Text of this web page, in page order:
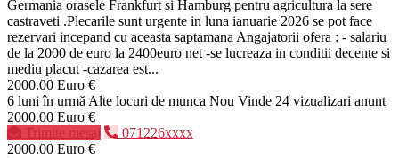
Germania orasele Frankfurt si Hamburg pentru agricultura la sere
castraveti .Plecarile sunt urgente in luna ianuarie 2026 se pot face
rezervari incepand cu aceasta saptamana Angajatorii ofera : - salariu
de la 2000 de euro la 2400euro net -se lucreaza in conditii decente si
mediu placut -cazarea est...
2000.00 Euro €
6 luni în urmă Alte locuri de munca Nou Vinde 24 vizualizari anunt
2000.00 Euro €
Trimite mesaj
071226xxxx
2000.00 Euro €